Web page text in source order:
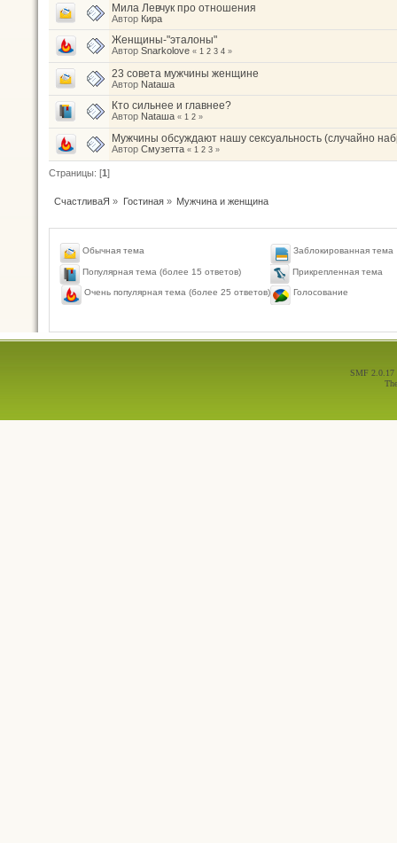
Мила Левчук про отношения
Автор Кира
Женщины-"эталоны"
Автор Snarkolove « 1 2 3 4 »
23 совета мужчины женщине
Автор Nataшa
Кто сильнее и главнее?
Автор Nataшa « 1 2 »
Мужчины обсуждают нашу сексуальность (случайно
Автор Смузетта « 1 2 3 »
Страницы: [1]
СчастливаЯ » Гостиная» Мужчина и женщина
Обычная тема
Популярная тема (более 15 ответов)
Очень популярная тема (более 25 ответов)
Заблокированная тема
Прикрепленная тема
Голосование
SMF 2.0.17